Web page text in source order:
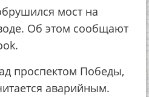
мост на
Об этом сообщают
проспектом Победы,
аварийным.